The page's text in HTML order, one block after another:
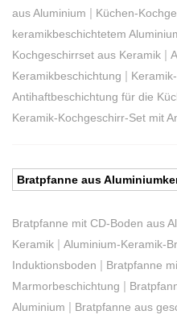
aus Aluminium | Küchen-
keramikbeschichtetem
Kochgeschirrset aus Keramik |
Keramikbeschichtung |
Antihaftbeschichtung für die
Keramik-Kochgeschirr-Set mit
Bratpfanne aus
Bratpfanne mit CD-Boden aus
Keramik | Aluminium-Keramik-
Induktionsboden | Bratpfanne
Marmorbeschichtung |
Aluminium | Bratpfanne aus